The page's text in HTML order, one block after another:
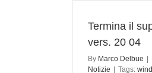
Termina il
vers. 20 04
By Marco Delbue
Notizie
Tags: